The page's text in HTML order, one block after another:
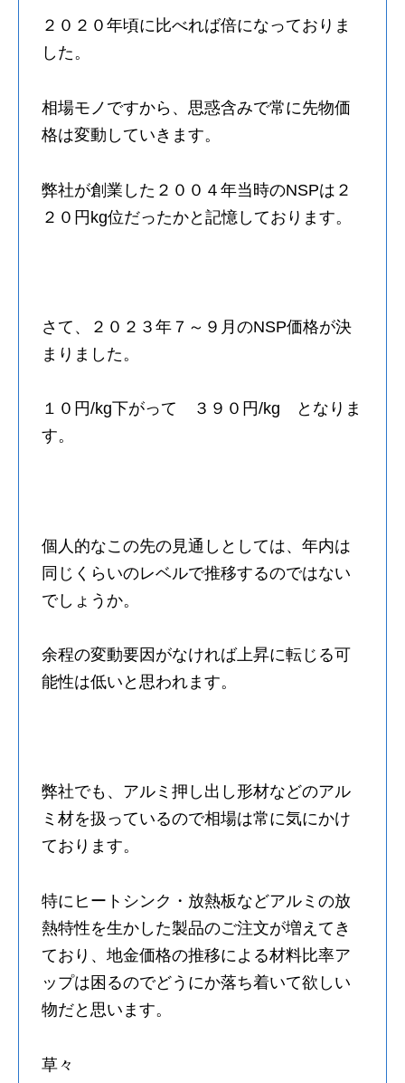
２０２０年頃に比べれば倍になっておりま
した。
相場モノですから、思惑含みで常に先物価
格は変動していきます。
弊社が創業した２００４年当時のNSPは２
２０円kg位だったかと記憶しております。
さて、２０２３年７～９月のNSP価格が決
まりました。
１０円/kg下がって ３９０円/kg となりま
す。
個人的なこの先の見通しとしては、年内は
同じくらいのレベルで推移するのではない
でしょうか。
余程の変動要因がなければ上昇に転じる可
能性は低いと思われます。
弊社でも、アルミ押し出し形材などのアル
ミ材を扱っているので相場は常に気にかけ
ております。
特にヒートシンク・放熱板などアルミの放
熱特性を生かした製品のご注文が増えてき
ており、地金価格の推移による材料比率ア
ップは困るのでどうにか落ち着いて欲しい
物だと思います。
草々